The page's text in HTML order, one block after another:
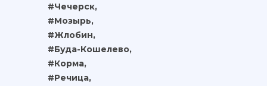
#Чечерск,
#Мозырь,
#Жлобин,
#Буда-Кошелево,
#Корма,
#Речица,